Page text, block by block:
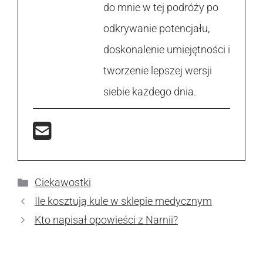
do mnie w tej podróży po
odkrywanie potencjału,
doskonalenie umiejętności i
tworzenie lepszej wersji
siebie każdego dnia.
Kategorie
Ciekawostki
Ile kosztują kule w sklepie medycznym
Kto napisał opowieści z Narnii?